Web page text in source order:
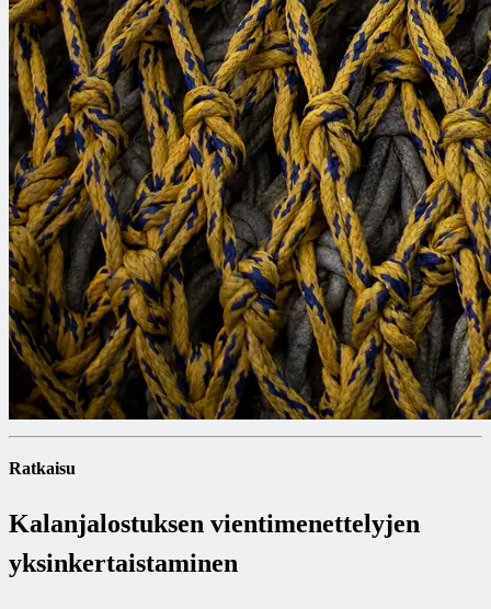
Ratkaisu
Kalanjalostuksen vientimenettelyjen
yksinkertaistaminen